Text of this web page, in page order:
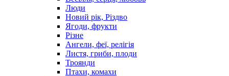
Люди
Новий рік, Різдво
Ягоди, фрукти
Різне
Ангели, феї, релігія
Листя, гриби, плоди
Троянди
Птахи, комахи